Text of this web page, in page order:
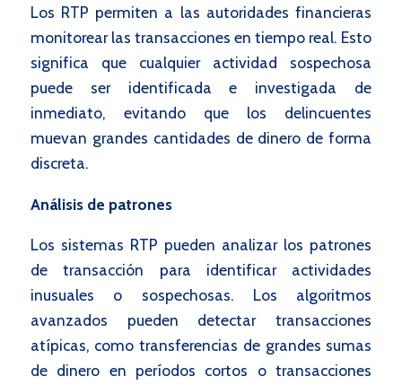
Los RTP permiten a las autoridades financieras
monitorear las transacciones en tiempo real. Esto
significa que cualquier actividad sospechosa
puede ser identificada e investigada de
inmediato, evitando que los delincuentes
muevan grandes cantidades de dinero de forma
discreta.
Análisis de patrones
Los sistemas RTP pueden analizar los patrones
de transacción para identificar actividades
inusuales o sospechosas. Los algoritmos
avanzados pueden detectar transacciones
atípicas, como transferencias de grandes sumas
de dinero en períodos cortos o transacciones